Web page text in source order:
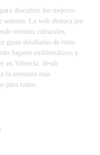
descubrir los mejores
semana. La web destaca por
eventos culturales,
guías detalladas de rutas
lugares emblemáticos y
en Valencia, desde
la aventura más
para todos.